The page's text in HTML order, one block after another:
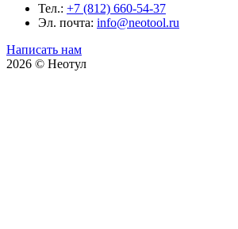
Тел.: +7 (812) 660-54-37
Эл. почта: info@neotool.ru
Написать нам
2026 © Неотул